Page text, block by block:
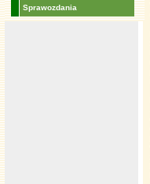
Sprawozdania